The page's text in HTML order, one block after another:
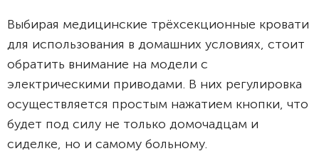
Выбирая медицинские трёхсекционные кровати
для использования в домашних условиях, стоит
обратить внимание на модели с
электрическими приводами. В них регулировка
осуществляется простым нажатием кнопки, что
будет под силу не только домочадцам и
сиделке, но и самому больному.